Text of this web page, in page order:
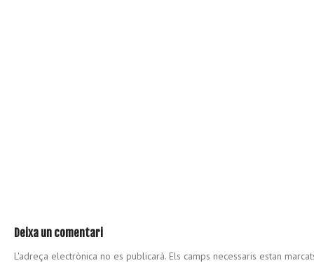
Deixa un comentari
L'adreça electrònica no es publicarà. Els camps necessaris estan